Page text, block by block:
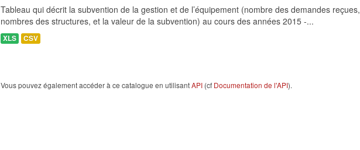
Tableau qui décrit la subvention de la gestion et de l’équipement (nombre des demandes reçues,
nombres des structures, et la valeur de la subvention) au cours des années 2015 -...
XLS CSV
Vous pouvez également accéder à ce catalogue en utilisantAPI (cf Documentation de l'API).